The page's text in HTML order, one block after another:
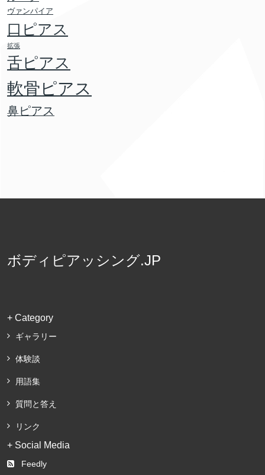
ヴァンパイア
口ピアス
拡張
舌ピアス
軟骨ピアス
鼻ピアス
ボディピアッシング.JP
+ Category
ギャラリー
体験談
用語集
質問と答え
リンク
+ Social Media
Feedly